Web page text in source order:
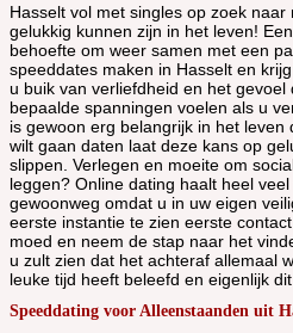
Hasselt vol met singles op zoek
gelukkig kunnen zijn in het leven!
behoefte om weer samen met een
speeddates maken in Hasselt en
u buik van verliefdheid en het
bepaalde spanningen voelen als u
is gewoon erg belangrijk in het
wilt gaan daten laat deze kans op
slippen. Verlegen en moeite om
leggen? Online dating haalt heel
gewoonweg omdat u in uw eigen
eerste instantie te zien eerste
moed en neem de stap naar het
u zult zien dat het achteraf allemaal
leuke tijd heeft beleefd en eigenlijk
Speeddating voor Alleenstaanden uit